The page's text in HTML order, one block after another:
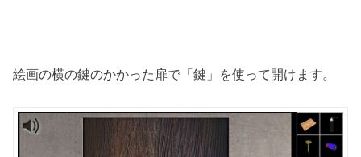
絵画の横の鍵のかかった扉で「鍵」を使って開けます。